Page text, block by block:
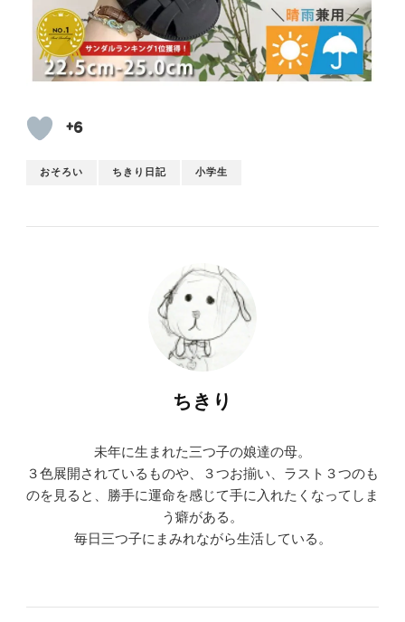
+6
おそろい ちきり日記 小学生
ちきり
未年に生まれた三つ子の娘達の母。
３色展開されているものや、３つお揃い、ラスト３つのも
のを見ると、勝手に運命を感じて手に入れたくなってしま
う癖がある。
毎日三つ子にまみれながら生活している。